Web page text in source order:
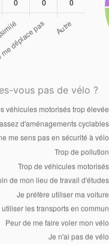
vous pas de vélo ?